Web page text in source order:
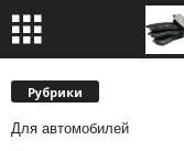
Рубрики
Для автомобилей